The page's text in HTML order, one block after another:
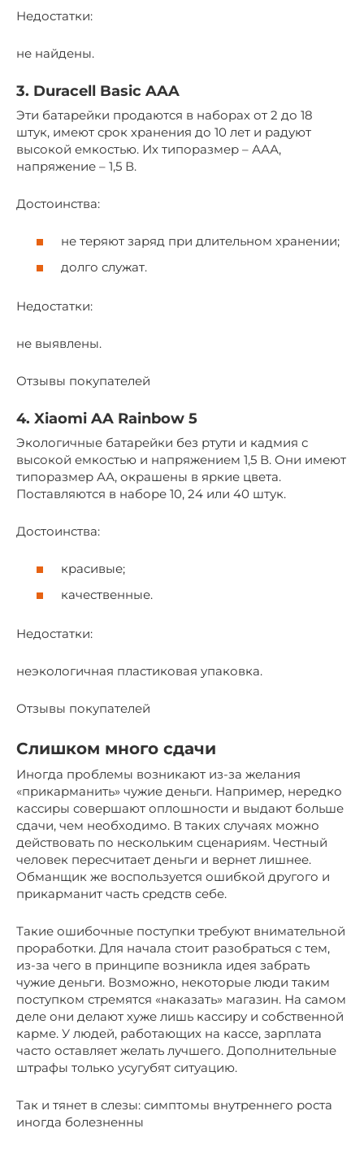
Недостатки:
не найдены.
3. Duracell Basic AAA
Эти батарейки продаются в наборах от 2 до 18
штук, имеют срок хранения до 10 лет и радуют
высокой емкостью. Их типоразмер – ААА,
напряжение – 1,5 В.
Достоинства:
не теряют заряд при длительном хранении;
долго служат.
Недостатки:
не выявлены.
Отзывы покупателей
4. Xiaomi AA Rainbow 5
Экологичные батарейки без ртути и кадмия с
высокой емкостью и напряжением 1,5 В. Они имеют
типоразмер АА, окрашены в яркие цвета.
Поставляются в наборе 10, 24 или 40 штук.
Достоинства:
красивые;
качественные.
Недостатки:
неэкологичная пластиковая упаковка.
Отзывы покупателей
Слишком много сдачи
Иногда проблемы возникают из-за желания
«прикарманить» чужие деньги. Например, нередко
кассиры совершают оплошности и выдают больше
сдачи, чем необходимо. В таких случаях можно
действовать по нескольким сценариям. Честный
человек пересчитает деньги и вернет лишнее.
Обманщик же воспользуется ошибкой другого и
прикарманит часть средств себе.
Такие ошибочные поступки требуют внимательной
проработки. Для начала стоит разобраться с тем,
из-за чего в принципе возникла идея забрать
чужие деньги. Возможно, некоторые люди таким
поступком стремятся «наказать» магазин. На самом
деле они делают хуже лишь кассиру и собственной
карме. У людей, работающих на кассе, зарплата
часто оставляет желать лучшего. Дополнительные
штрафы только усугубят ситуацию.
Так и тянет в слезы: симптомы внутреннего роста
иногда болезненны